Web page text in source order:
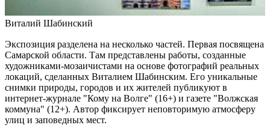
порывистом ветре 10 августа
09.08.2026 | 19:23
последствия непогоды
09.08.2026 | 19:12
Поваленные деревья и оборванные провода: Вячеслав
Федорищев рассказал о последствиях непогоды
09.08.2026 | 18:18
Пенсионерка из Ставропольского района потеряла 650 тысяч
рублей из-за аферистов
09.08.2026 | 16:40
Виталий Шабинский
Экспозиция разделена на несколько частей. Первая посвящена
Самарской области. Там представлены работы, созданные
художниками-мозаичистами на основе фотографий реальных
локаций, сделанных Виталием Шабинским. Его уникальные
снимки природы, городов и их жителей публикуют в
интернет-журнале "Кому на Волге" (16+) и газете "Волжская
коммуна" (12+). Автор фиксирует неповторимую атмосферу
улиц и заповедных мест.